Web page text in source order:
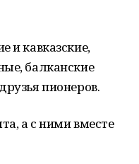
и кавказские,
балканские
пионеров.
а с ними вместе